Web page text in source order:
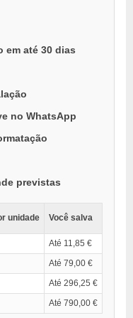
em até 30 dias
no WhatsApp
previstas
unidade Você salva
Até 11,85 €
Até 79,00 €
Até 296,25 €
Até 790,00 €